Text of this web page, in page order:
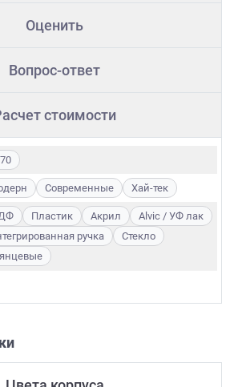
Оценить
Вопрос-ответ
стоимости
Современные Хай-тек
Пластик Акрил
Alvic / УФ лак
ручка
Стекло